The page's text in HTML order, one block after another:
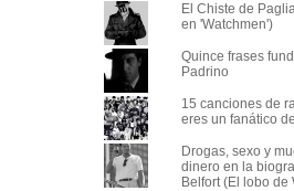
El Chiste de
en 'Watchmen')
Quince frases
Padrino
15 canciones de
eres un fanático
Drogas, sexo y
dinero en la
Belfort (El lobo de